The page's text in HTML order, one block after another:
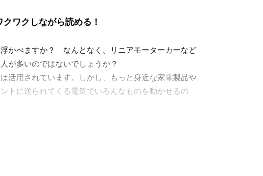
ワクしながら読める！
かべますか？ なんとなく、リニアモーターカーなど
が多いのではないでしょうか？
活用されています。しかし、もっと身近な家電製品や
トに送られてくる電気でいろんなものを動かせるの
、楽しく、わかりやすく解説する本です。